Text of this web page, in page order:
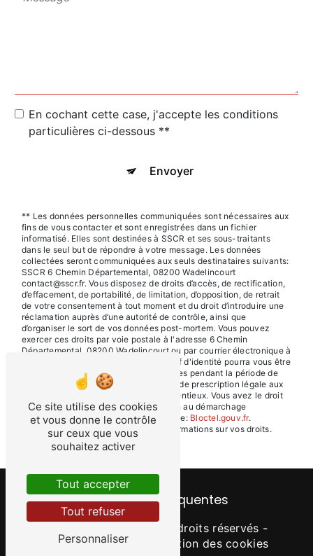
En cochant cette case, j'accepte les conditions
particulières ci-dessous **
Envoyer
** Les données personnelles communiquées sont nécessaires aux
fins de vous contacter et sont enregistrées dans un fichier
informatisé. Elles sont destinées à SSCR et ses sous-traitants
dans le seul but de répondre à votre message. Les données
collectées seront communiquées aux seuls destinataires suivants:
SSCR 6 Chemin Départemental, 08200 Wadelincourt
contact@sscr.fr. Vous disposez de droits d’accès, de rectification,
d’effacement, de portabilité, de limitation, d’opposition, de retrait
de votre consentement à tout moment et du droit d’introduire une
réclamation auprès d’une autorité de contrôle, ainsi que
d’organiser le sort de vos données post-mortem. Vous pouvez
exercer ces droits par voie postale à l'adresse 6 Chemin
Départemental, 08200 Wadelincourt ou par courrier électronique à
l'adresse contact@sscr.fr. Un justificatif d'identité pourra vous être
demandé. Nous conservons vos données pendant la période de
prise de contact puis pendant la durée de prescription légale aux
fins probatoires et de gestion des contentieux. Vous avez le droit
de vous inscrire sur la liste d'opposition au démarchage
téléphonique, disponible à cette adresse: Bloctel.gouv.fr.
Consultez le site cnil.fr pour plus d’informations sur vos droits.
Recherches fréquentes
- 2026 - Tous droits réservés -
Mentions légales
Gestion des cookies
Ce site utilise des cookies
et vous donne le contrôle
sur ceux que vous
souhaitez activer
Tout accepter
Tout refuser
Personnaliser